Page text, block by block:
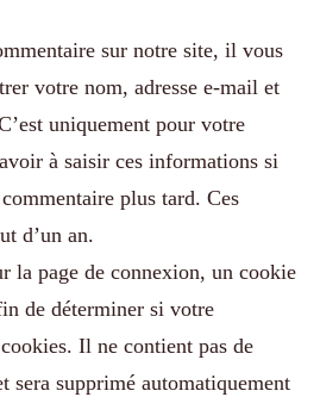
sur notre site, il vous
votre nom, adresse e-mail et
uniquement pour votre
à saisir ces informations si
plus tard. Ces
d’un an.
la page de connexion, un cookie
de déterminer si votre
Il ne contient pas de
sera supprimé automatiquement